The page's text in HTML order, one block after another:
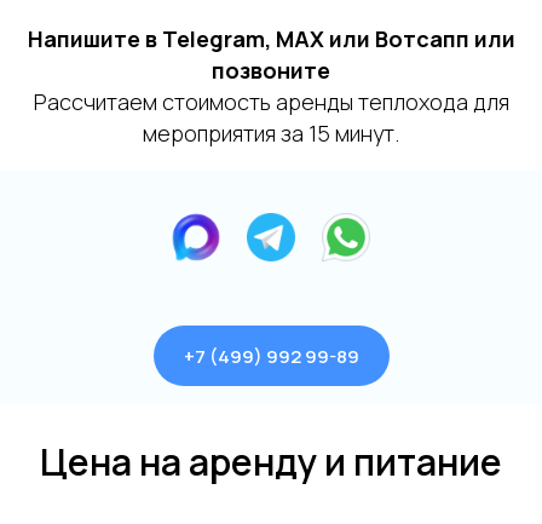
Напишите в Telegram, MAX или Вотсапп или
позвоните
Рассчитаем стоимость аренды теплохода для
мероприятия за 15 минут.
+7 (499) 992 99-89
Цена на аренду и питание